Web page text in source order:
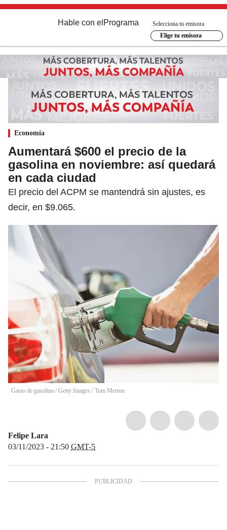
Hable con el Programa
Selecciona tu emisora
Elige tu emisora
Economía
Aumentará $600 el precio de la
gasolina en noviembre: así quedará
en cada ciudad
El precio del ACPM se mantendrá sin ajustes, es
decir, en $9.065.
Gasto de gasolina / Getty Images / Tom Merton
Felipe Lara
03/11/2023 - 21:50 GMT-5